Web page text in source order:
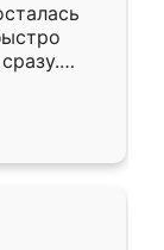
к
даже